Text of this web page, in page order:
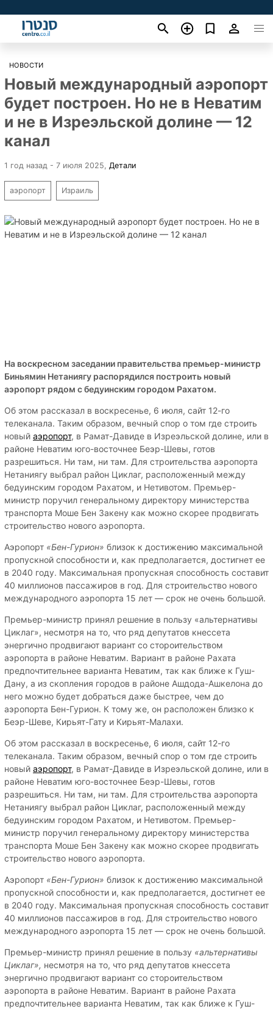
НОВОСТИ
Новый международный аэропорт
будет построен. Но не в Неватим
и не в Изреэльской долине — 12
канал
1 год назад - 7 июля 2025 Детали
аэропорт Израиль
На воскресном заседании правительства премьер-министр
Биньямин Нетаниягу распорядился построить новый
аэропорт рядом с бедуинским городом Рахатом.
Об этом рассказал в воскресенье, 6 июля, сайт 12-го
телеканала. Таким образом, вечный спор о том где строить
новый аэропорт, в Рамат-Давиде в Изреэльской долине, или в
районе Неватим юго-восточнее Беэр-Шевы, готов
разрешиться. Ни там, ни там. Для строительства аэропорта
Нетаниягу выбрал район Циклаг, расположенный между
бедуинским городом Рахатом, и Нетивотом. Премьер-
министр поручил генеральному директору министерства
транспорта Моше Бен Закену как можно скорее продвигать
строительство нового аэропорта.
Аэропорт «Бен-Гурион» близок к достижению максимальной
пропускной способности и, как предполагается, достигнет ее
в 2040 году. Максимальная пропускная способность составит
40 миллионов пассажиров в год. Для строительство нового
международного аэропорта 15 лет — срок не очень большой.
Премьер-министр принял решение в пользу «альтернативы
Циклаг», несмотря на то, что ряд депутатов кнессета
энергично продвигают вариант со стороительством
аэропорта в районе Неватим. Вариант в районе Рахата
предпочтительнее варианта Неватим, так как ближе к Гуш-
Дану, а из скопления городов в районе Ашдода-Ашкелона до
него можно будет добраться даже быстрее, чем до
аэропорта Бен-Гурион. К тому же, он расположен близко к
Беэр-Шеве, Кирьят-Гату и Кирьят-Малахи.
Об этом рассказал в воскресенье, 6 июля, сайт 12-го
телеканала. Таким образом, вечный спор о том где строить
новый аэропорт, в Рамат-Давиде в Изреэльской долине, или в
районе Неватим юго-восточнее Беэр-Шевы, готов
разрешиться. Ни там, ни там. Для строительства аэропорта
Нетаниягу выбрал район Циклаг, расположенный между
бедуинским городом Рахатом, и Нетивотом. Премьер-
министр поручил генеральному директору министерства
транспорта Моше Бен Закену как можно скорее продвигать
строительство нового аэропорта.
Аэропорт «Бен-Гурион» близок к достижению максимальной
пропускной способности и, как предполагается, достигнет ее
в 2040 году. Максимальная пропускная способность составит
40 миллионов пассажиров в год. Для строительство нового
международного аэропорта 15 лет — срок не очень большой.
Премьер-министр принял решение в пользу «альтернативы
Циклаг», несмотря на то, что ряд депутатов кнессета
энергично продвигают вариант со стороительством
аэропорта в районе Неватим. Вариант в районе Рахата
предпочтительнее варианта Неватим, так как ближе к Гуш-